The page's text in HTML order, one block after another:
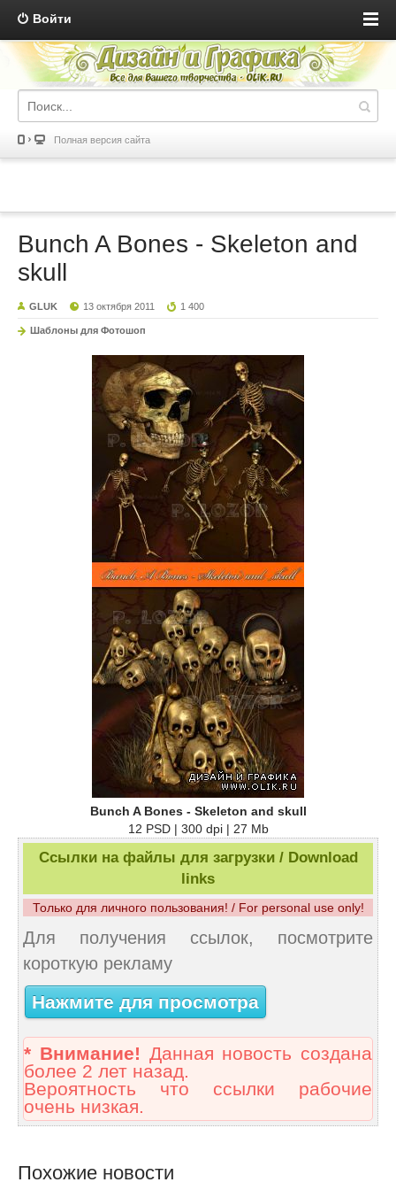
Войти
Полная версия сайта
Bunch A Bones - Skeleton and
skull
GLUK 13 октября 2011 1 400
Шаблоны для Фотошоп
Bunch A Bones - Skeleton and skull
12 PSD | 300 dpi | 27 Mb
Ссылки на файлы для загрузки / Download
links
Только для личного пользования! / For personal use only!
Для получения ссылок, посмотрите
короткую рекламу
Нажмите для просмотра
* Внимание! Данная новость создана
более 2 лет назад.
Вероятность что ссылки рабочие
очень низкая.
Похожие новости